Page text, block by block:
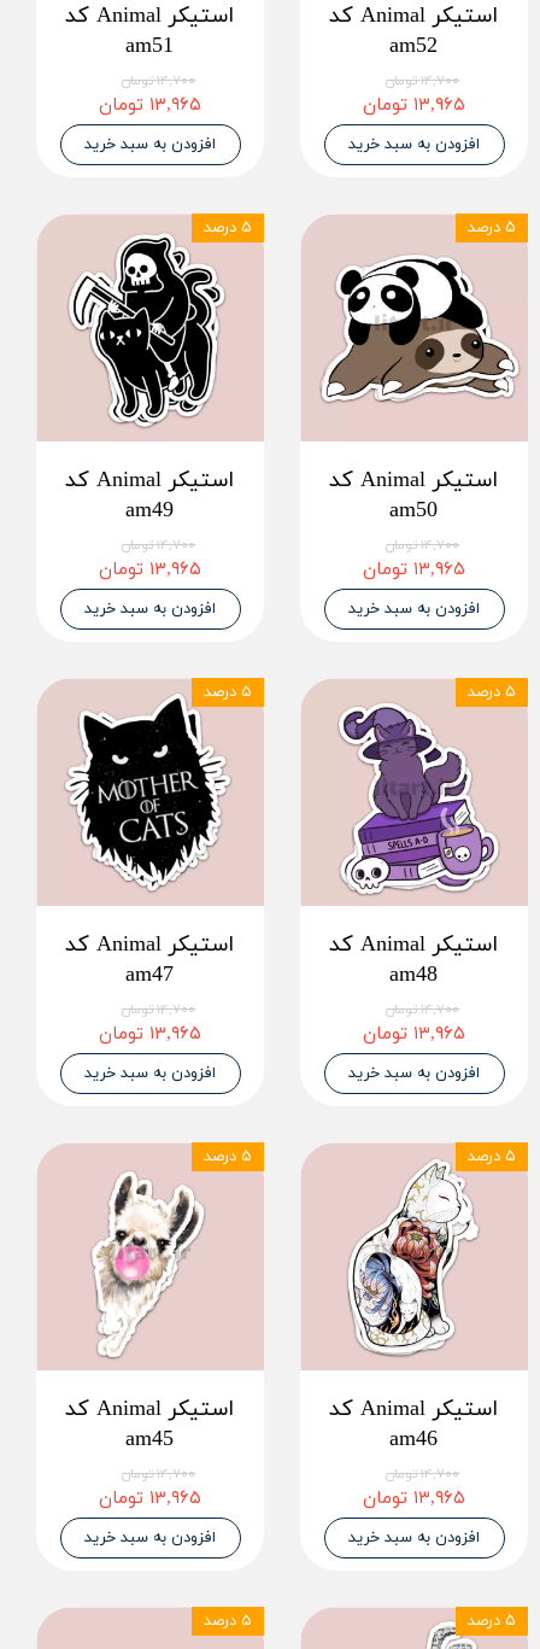
استیکر Animal کد
am52
۱۴,۷۰۰ تومان
۱۳,۹۶۵ تومان
افزودن به سبد خرید
استیکر Animal کد
am51
۱۴,۷۰۰ تومان
۱۳,۹۶۵ تومان
افزودن به سبد خرید
استیکر Animal کد
am50
۱۴,۷۰۰ تومان
۱۳,۹۶۵ تومان
افزودن به سبد خرید
۵ درصد
استیکر Animal کد
am49
۱۴,۷۰۰ تومان
۱۳,۹۶۵ تومان
افزودن به سبد خرید
۵ درصد
استیکر Animal کد
am48
۱۴,۷۰۰ تومان
۱۳,۹۶۵ تومان
افزودن به سبد خرید
۵ درصد
استیکر Animal کد
am47
۱۴,۷۰۰ تومان
۱۳,۹۶۵ تومان
افزودن به سبد خرید
۵ درصد
استیکر Animal کد
am46
۱۴,۷۰۰ تومان
۱۳,۹۶۵ تومان
افزودن به سبد خرید
۵ درصد
استیکر Animal کد
am45
۱۴,۷۰۰ تومان
۱۳,۹۶۵ تومان
افزودن به سبد خرید
۵ درصد
۵ درصد ۵ درصد